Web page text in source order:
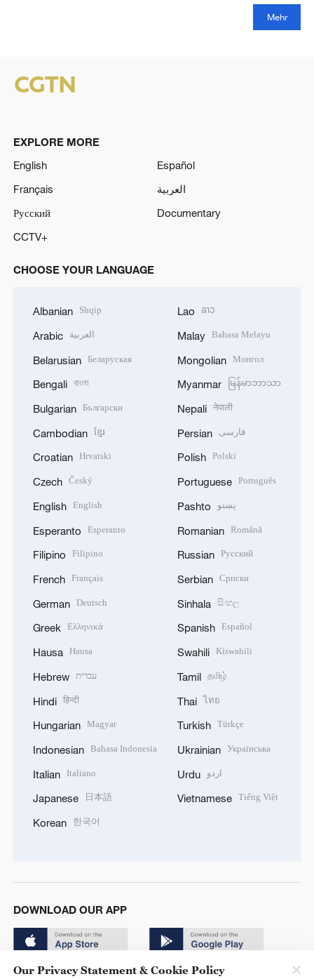
Mehr
EXPLORE MORE
English
Español
Français
العربية
Русский
Documentary
CCTV+
CHOOSE YOUR LANGUAGE
Albanian Shqip
Arabic العربية
Belarusian Беларуская
Bengali বাংলা
Bulgarian Български
Cambodian ខ្មែរ
Croatian Hrvatski
Czech Český
English English
Esperanto Esperanto
Filipino Filipino
French Français
German Deutsch
Greek Ελληνικά
Hausa Hausa
Hebrew עברית
Hindi हिन्दी
Hungarian Magyar
Indonesian Bahasa Indonesia
Italian Italiano
Japanese 日本語
Korean 한국어
Lao ລາວ
Malay Bahasa Melayu
Mongolian Монгол
Myanmar မြန်မာဘာသာ
Nepali नेपाली
Persian فارسی
Polish Polski
Portuguese Português
Pashto پښتو
Romanian Română
Russian Русский
Serbian Српски
Sinhala සිංහල
Spanish Español
Swahili Kiswahili
Tamil தமிழ்
Thai ไทย
Turkish Türkçe
Ukrainian Українська
Urdu اردو
Vietnamese Tiếng Việt
DOWNLOAD OUR APP
Our Privacy Statement & Cookie Policy